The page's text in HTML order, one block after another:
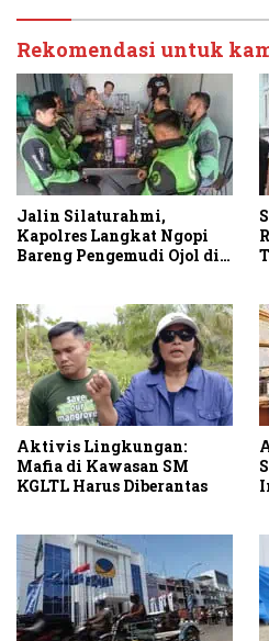
Rekomendasi untuk
Jalin Silaturahmi,
Kapolres Langkat Ngopi
Bareng Pengemudi Ojol di
Aktivis Lingkungan:
Mafia di Kawasan SM
KGLTL Harus Diberantas